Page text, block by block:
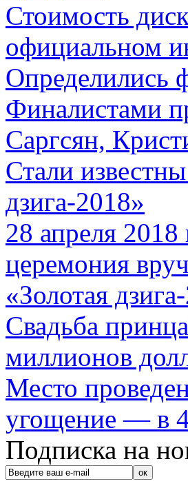
Стоимость
официальном
Определились
Финалистами
Саргсян,
Стали
дзига-2018»
28 апреля 2018
церемония
«Золотая
Свадьба
миллионов
Место
угощение — в
Подписка на